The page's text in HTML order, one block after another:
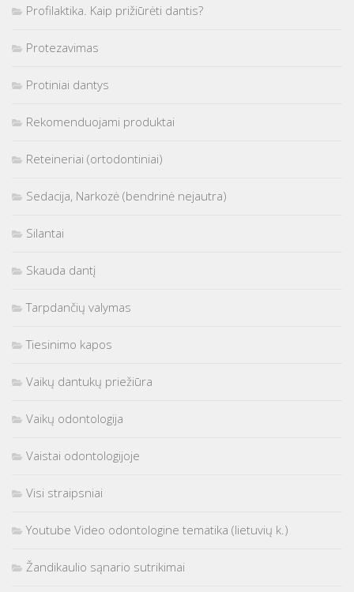
Profilaktika. Kaip prižiūrėti dantis?
Protezavimas
Protiniai dantys
Rekomenduojami produktai
Reteineriai (ortodontiniai)
Sedacija, Narkozė (bendrinė nejautra)
Silantai
Skauda dantį
Tarpdančių valymas
Tiesinimo kapos
Vaikų dantukų priežiūra
Vaikų odontologija
Vaistai odontologijoje
Visi straipsniai
Youtube Video odontologine tematika (lietuvių k.)
Žandikaulio sąnario sutrikimai